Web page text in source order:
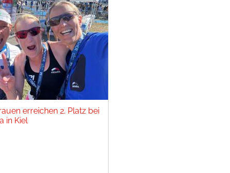
erreichen 2. Platz bei
in Kiel